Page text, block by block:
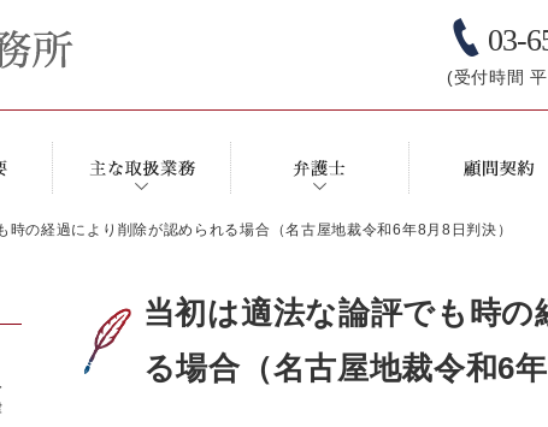
03-
(受付時間
時の経過により削除が認められる場合（名古屋地裁令和6年8月8日判決）
当初は適法な論評でも時
る場合（名古屋地裁令和6年